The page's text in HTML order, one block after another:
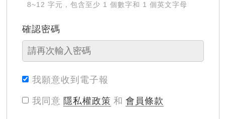
8~12 字元，包含至少 1 個數字和 1 個英文字母
確認密碼
我願意收到電子報
我同意 隱私權政策 和 會員條款